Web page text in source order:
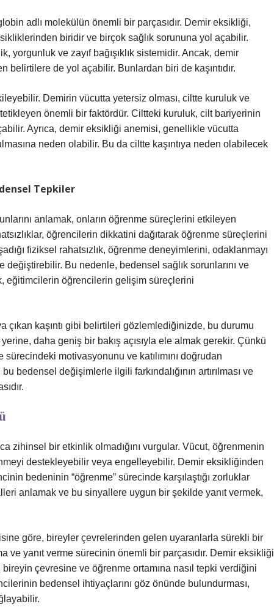
adlı molekülün önemli bir parçasıdır. Demir eksikliği,
biridir ve birçok sağlık sorununa yol açabilir.
ve zayıf bağışıklık sistemidir. Ancak, demir
de yol açabilir. Bunlardan biri de kaşıntıdır.
Demirin vücutta yetersiz olması, ciltte kuruluk ve
önemli bir faktördür. Ciltteki kuruluk, cilt bariyerinin
Ayrıca, demir eksikliği anemisi, genellikle vücutta
neden olabilir. Bu da ciltte kaşıntıya neden olabilecek
Tepkiler
anlamak, onların öğrenme süreçlerini etkileyen
öğrencilerin dikkatini dağıtarak öğrenme süreçlerini
fiziksel rahatsızlık, öğrenme deneyimlerini, odaklanmayı
değiştirebilir. Bu nedenle, bedensel sağlık sorunlarını ve
eğitimcilerin öğrencilerin gelişim süreçlerini
kaşıntı gibi belirtileri gözlemlediğinizde, bu durumu
daha geniş bir bakış açısıyla ele almak gerekir. Çünkü
motivasyonunu ve katılımını doğrudan
bedensel değişimlerle ilgili farkındalığının artırılması ve
zihinsel bir etkinlik olmadığını vurgular. Vücut, öğrenmenin
destekleyebilir veya engelleyebilir. Demir eksikliğinden
bedeninin “öğrenme” sürecinde karşılaştığı zorluklar
anlamak ve bu sinyallere uygun bir şekilde yanıt vermek,
göre, bireyler çevrelerinden gelen uyaranlarla sürekli bir
ve yanıt verme sürecinin önemli bir parçasıdır. Demir eksikliği
çevresine ve öğrenme ortamına nasıl tepki verdiğini
bedensel ihtiyaçlarını göz önünde bulundurması,